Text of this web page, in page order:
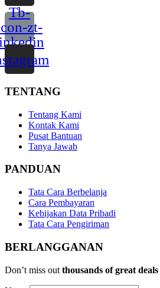
Tb-
zt-
TENTANG
Tentang Kami
Kontak Kami
Pusat Bantuan
Tanya Jawab
PANDUAN
Tata Cara Berbelanja
Cara Pembayaran
Kebijakan Data Pribadi
Tata Cara Pengiriman
BERLANGGANAN
Don’t miss out thousands of great deals